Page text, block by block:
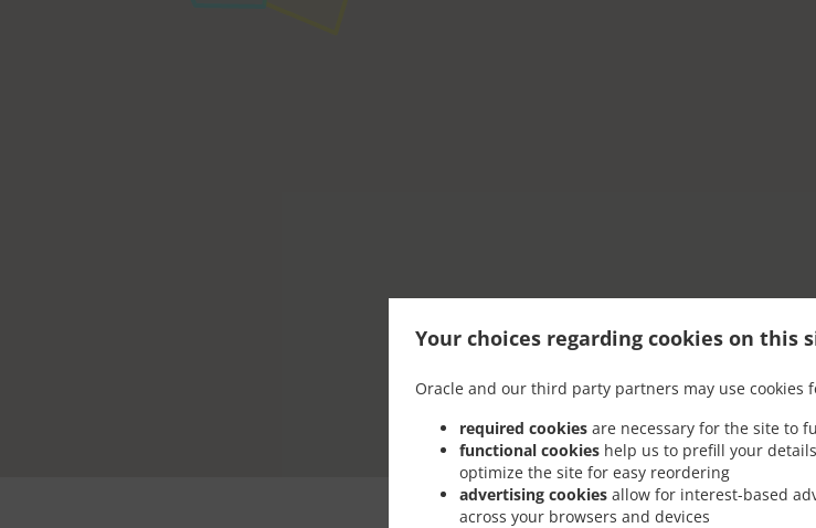
Your choices regarding cookies on this
Oracle and our third party partners may use cookies
required cookies are necessary for the site to
functional cookies help us to prefill your
optimize the site for easy reordering
advertising cookies allow for interest-based
across your browsers and devices